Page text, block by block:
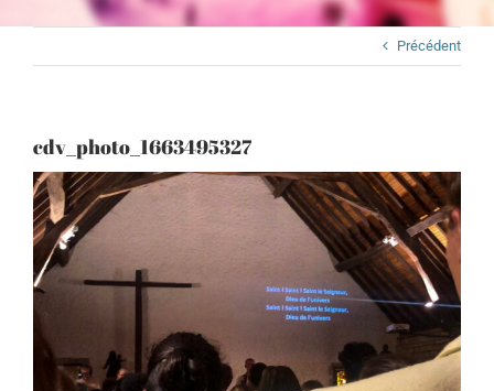
Précédent
cdv_photo_1663495327